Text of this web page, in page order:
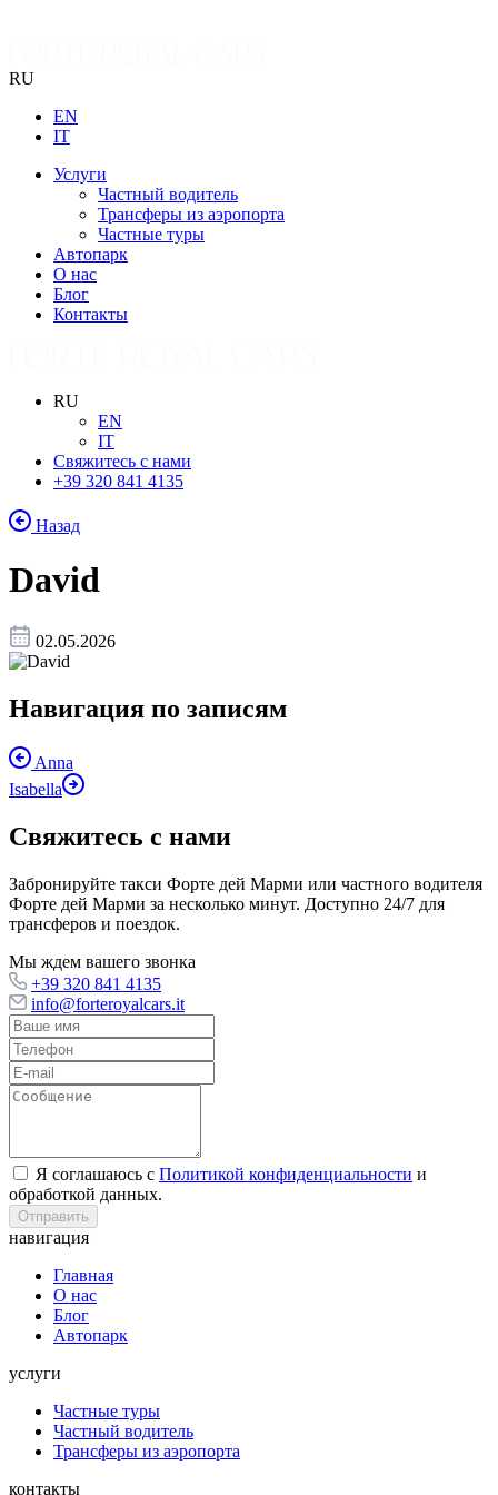
RU
EN
IT
Услуги
Частный водитель
Трансферы из аэропорта
Частные туры
Автопарк
О нас
Блог
Контакты
RU
EN
IT
Свяжитесь с нами
+39 320 841 4135
Назад
David
02.05.2026
Навигация по записям
Anna
Isabella
Свяжитесь с нами
Забронируйте такси Форте дей Марми или частного водителя
Форте дей Марми за несколько минут. Доступно 24/7 для
трансферов и поездок.
Мы ждем вашего звонка
+39 320 841 4135
info@forteroyalcars.it
Я соглашаюсь с Политикой конфиденциальности и
обработкой данных.
Отправить
навигация
Главная
О нас
Блог
Автопарк
услуги
Частные туры
Частный водитель
Трансферы из аэропорта
контакты